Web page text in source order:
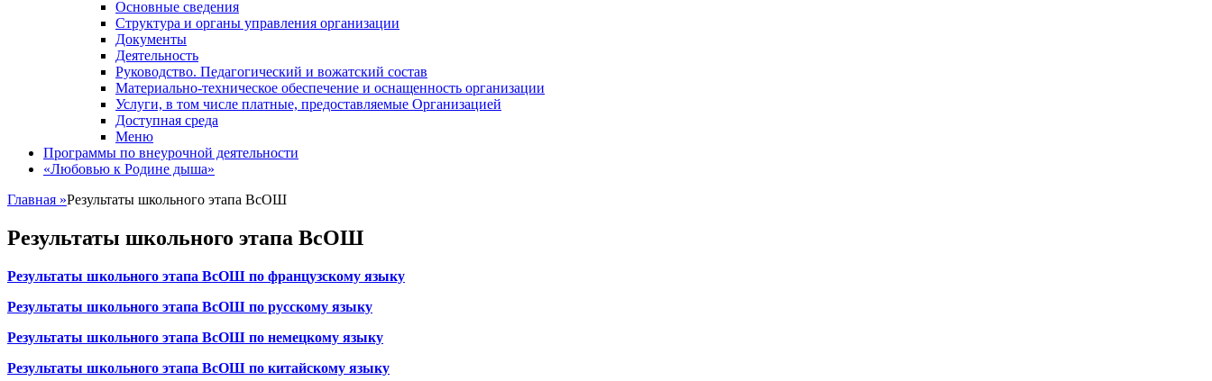
Основные сведения
Структура и органы управления организации
Документы
Деятельность
Руководство. Педагогический и вожатский состав
Материально-техническое обеспечение и оснащенность организации
Услуги, в том числе платные, предоставляемые Организацией
Доступная среда
Меню
Программы по внеурочной деятельности
«Любовью к Родине дыша»
Главная »Результаты школьного этапа ВсОШ
Результаты школьного этапа ВсОШ
Результаты школьного этапа ВсОШ по французскому языку
Результаты школьного этапа ВсОШ по русскому языку
Результаты школьного этапа ВсОШ по немецкому языку
Результаты школьного этапа ВсОШ по китайскому языку